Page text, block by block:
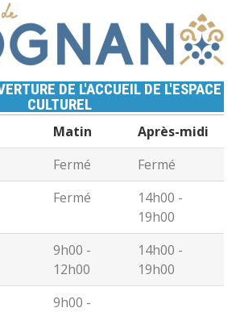
DE L'ACCUEIL DE L'ESPACE
CULTUREL
Matin
Après-midi
Fermé
Fermé
Fermé
14h00 -
19h00
9h00 -
12h00
14h00 -
19h00
9h00 -